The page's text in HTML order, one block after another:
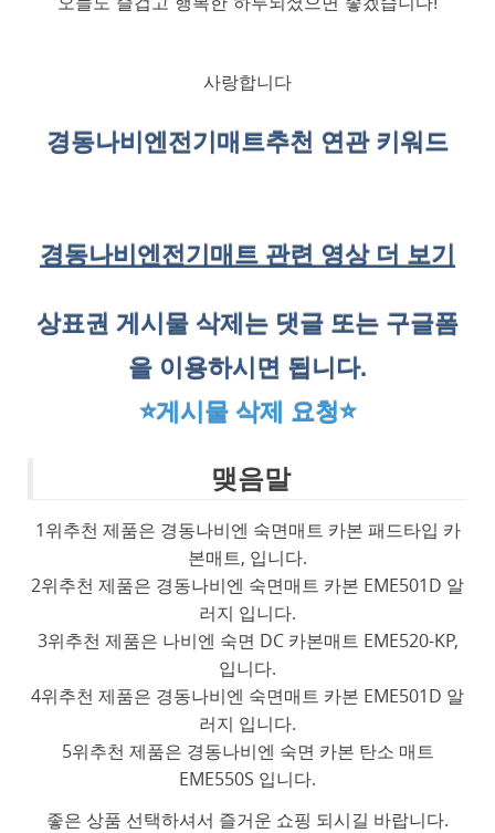
사랑합니다
경동나비엔전기매트추천 연관 키워드
경동나비엔전기매트 관련 영상 더 보기
상표권 게시물 삭제는 댓글 또는 구글폼
을 이용하시면 됩니다.
⭐게시물 삭제 요청⭐
맺음말
1위추천 제품은 경동나비엔 숙면매트 카본 패드타입 카
본매트, 입니다.
2위추천 제품은 경동나비엔 숙면매트 카본 EME501D 알
러지 입니다.
3위추천 제품은 나비엔 숙면 DC 카본매트 EME520-KP,
입니다.
4위추천 제품은 경동나비엔 숙면매트 카본 EME501D 알
러지 입니다.
5위추천 제품은 경동나비엔 숙면 카본 탄소 매트
EME550S 입니다.
좋은 상품 선택하셔서 즐거운 쇼핑 되시길 바랍니다.